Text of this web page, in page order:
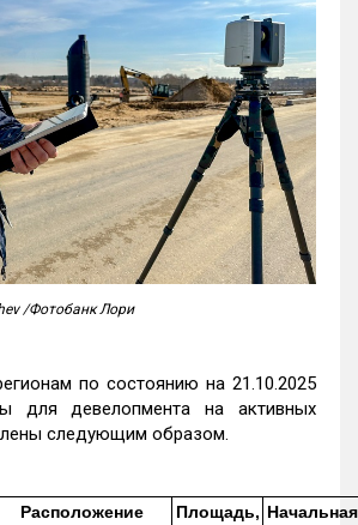
/Фотобанк Лори
по состоянию на 21.10.2025
для девелопмента на активных
следующим образом.
Расположение
Площадь, Начальная